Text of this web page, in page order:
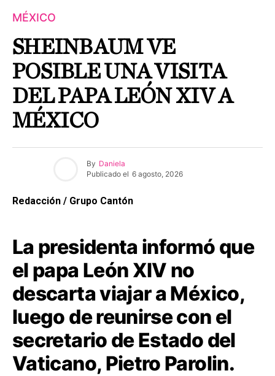
MÉXICO
SHEINBAUM VE
POSIBLE UNA VISITA
DEL PAPA LEÓN XIV A
MÉXICO
By Daniela
Publicado el 6 agosto, 2026
Redacción / Grupo Cantón
La presidenta informó que
el papa León XIV no
descarta viajar a México,
luego de reunirse con el
secretario de Estado del
Vaticano, Pietro Parolin.